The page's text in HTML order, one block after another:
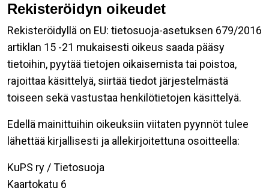
Rekisteröidyn oikeudet
Rekisteröidyllä on EU: tietosuoja-asetuksen 679/2016
artiklan 15 -21 mukaisesti oikeus saada pääsy
tietoihin, pyytää tietojen oikaisemista tai poistoa,
rajoittaa käsittelyä, siirtää tiedot järjestelmästä
toiseen sekä vastustaa henkilötietojen käsittelyä.
Edellä mainittuihin oikeuksiin viitaten pyynnöt tulee
lähettää kirjallisesti ja allekirjoitettuna osoitteella:
KuPS ry / Tietosuoja
Kaartokatu 6